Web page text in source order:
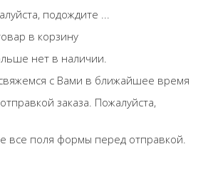
подождите ...
в корзину
нет в наличии.
с Вами в ближайшее время
заказа. Пожалуйста,
все поля формы перед отправкой.